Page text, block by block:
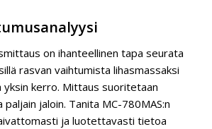
on ihanteellinen tapa seurata
rasvan vaihtumista lihasmassaksi
yksin kerro. Mittaus suoritetaan
jaloin. Tanita MC-780MAS:n
ja luotettavasti tietoa